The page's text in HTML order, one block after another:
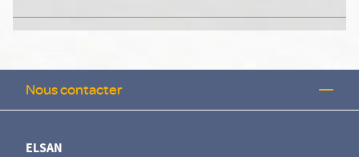
Nous contacter
ELSAN